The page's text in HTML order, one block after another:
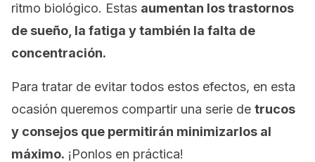
ritmo biológico. Estas aumentan los trastornos
de sueño, la fatiga y también la falta de
concentración.
Para tratar de evitar todos estos efectos, en esta
ocasión queremos compartir una serie de trucos
y consejos que permitirán minimizarlos al
máximo. ¡Ponlos en práctica!